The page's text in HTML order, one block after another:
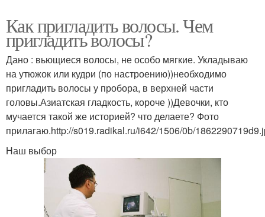
Как пригладить волосы. Чем
пригладить волосы?
Дано : вьющиеся волосы, не особо мягкие. Укладываю
на утюжок или кудри (по настроению))необходимо
пригладить волосы у пробора, в верхней части
головы.Азиатская гладкость, короче ))Девочки, кто
мучается такой же историей? что делаете? Фото
прилагаю.http://s019.radikal.ru/i642/1506/0b/
Наш выбор